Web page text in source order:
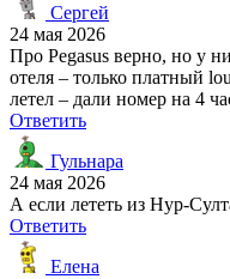
Сергей
24 мая 2026
Про Pegasus верно, но у
отеля – только платный
летел – дали номер на 4
Ответить
Гульнара
24 мая 2026
А если лететь из Нур-
Ответить
Елена